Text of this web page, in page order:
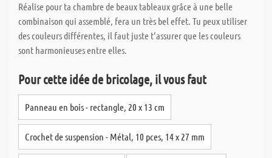
Réalise pour ta chambre de beaux tableaux grâce à une belle
combinaison qui assemblé, fera un très bel effet. Tu peux utiliser
des couleurs différentes, il faut juste t‘assurer que les couleurs
sont harmonieuses entre elles.
Pour cette idée de bricolage, il vous faut
Panneau en bois - rectangle, 20 x 13 cm
Crochet de suspension - Métal, 10 pces, 14 x 27 mm